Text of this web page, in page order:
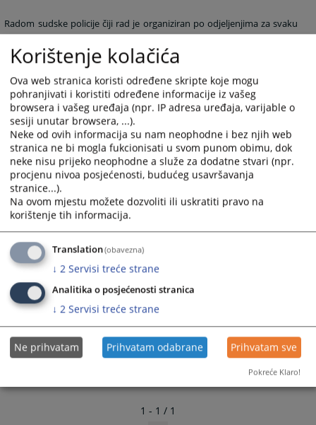
Radom sudske policije čiji rad je organiziran po odjeljenjima za svaku
od županija/kantona sa zapovjednicima na čelu rukovodi predsjednik
vrhovnog suda Federacije BiH, a u Republici Srpskoj predsjednik
Vrhovnog suda Republike Srpske.
Ured Odjeljenja sudske policije za Hercegovačko-neretvansku
županiju/kanton je smješten u zgradi Županijskog/Kantonalnog suda
u Mostaru.
4404PREGLEDA
1 - 1 / 1
Korištenje kolačića
Ova web stranica koristi određene skripte koje mogu
pohranjivati i koristiti određene informacije iz vašeg
browsera i vašeg uređaja (npr. IP adresa uređaja, varijable o
sesiji unutar browsera, ...).
Neke od ovih informacija su nam neophodne i bez njih web
stranica ne bi mogla fukcionisati u svom punom obimu, dok
neke nisu prijeko neophodne a služe za dodatne stvari (npr.
procjenu nivoa posjećenosti, budućeg usavršavanja
stranice...).
Na ovom mjestu možete dozvoliti ili uskratiti pravo na
korištenje tih informacija.
Translation(obavezna)
↓ 2 Servisi treće strane
Analitika o posjećenosti stranica
↓ 2 Servisi treće strane
Ne prihvatam Prihvatam odabrane Prihvatam sve
Pokreće Klaro!